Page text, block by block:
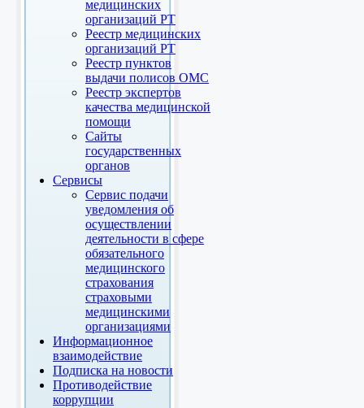
медицинских
организаций РТ
Реестр медицинских
организаций РТ
Реестр пунктов
выдачи полисов ОМС
Реестр экспертов
качества медицинской
помощи
Сайты
государственных
органов
Сервисы
Сервис подачи
уведомления об
осуществлении
деятельности в сфере
обязательного
медицинского
страхования
страховыми
медицинскими
организациями
Информационное
взаимодействие
Подписка на новости
Противодействие
коррупции